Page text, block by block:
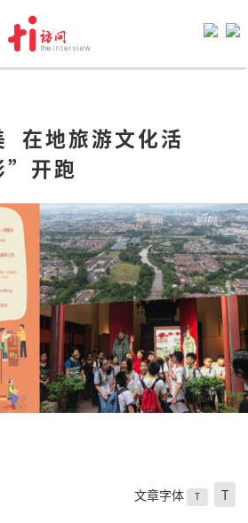
在地旅游文化活
”开跑
文章字体 T T